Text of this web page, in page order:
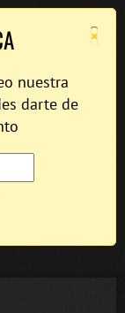
×
nuestra
darte de